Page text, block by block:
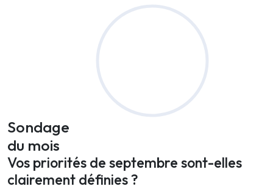
Sondage
du mois
Vos priorités de septembre sont-elles
clairement définies ?